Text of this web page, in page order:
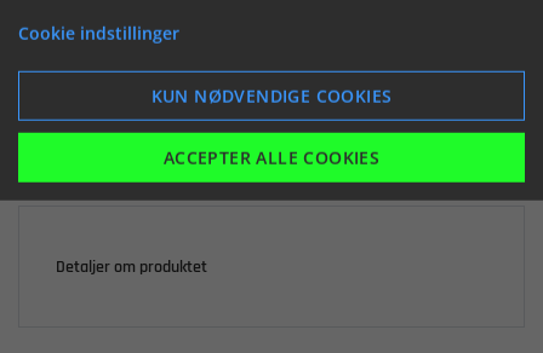
34,70 kr.
LÆG I KURV
Detaljer om produktet
Cookie indstillinger
KUN NØDVENDIGE COOKIES
ACCEPTER ALLE COOKIES